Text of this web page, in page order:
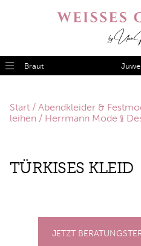
Braut
Start / Abendkleider &
leihen / Herrmann Mode §
TÜR­KI­SES KLEID
JETZT